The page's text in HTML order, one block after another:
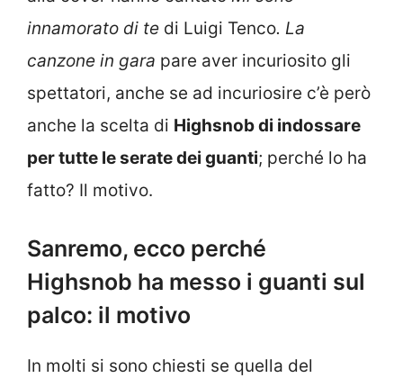
innamorato di te di Luigi Tenco. La
canzone in gara pare aver incuriosito gli
spettatori, anche se ad incuriosire c’è però
anche la scelta di Highsnob di indossare
per tutte le serate dei guanti; perché lo ha
fatto? Il motivo.
Sanremo, ecco perché
Highsnob ha messo i guanti sul
palco: il motivo
In molti si sono chiesti se quella del